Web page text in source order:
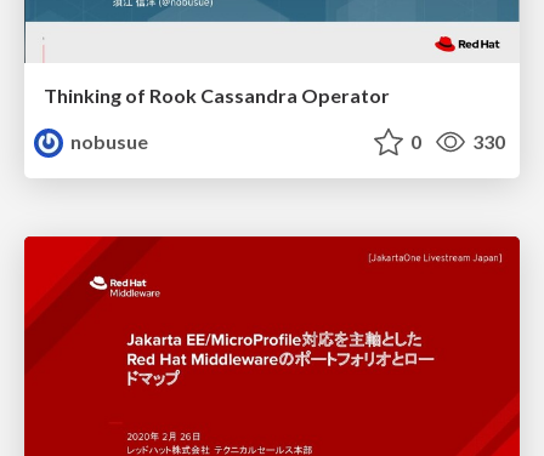
Thinking of Rook Cassandra Operator
nobusue
0 330